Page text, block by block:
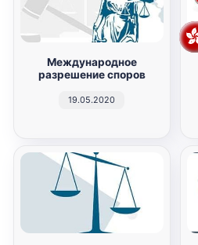
Международное
разрешение споров
19.05.2020